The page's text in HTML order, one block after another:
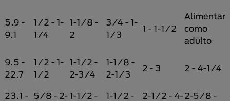
5.9 -
9.1
1/2 - 1-
1/4
1-1/8 -
2
3/4 - 1-
1/3
1 - 1-1/2
Alimentar
como
adulto
9.5 -
22.7
1/2 - 1-
1/2
1-1/2 -
2-3/4
1-1/8 -
2-1/3
2 - 3 2 - 4-1/4
23.1 - 5/8 - 2- 1-1/2 -
1-1/2 -
2-1/2 - 4-2-5/8 -